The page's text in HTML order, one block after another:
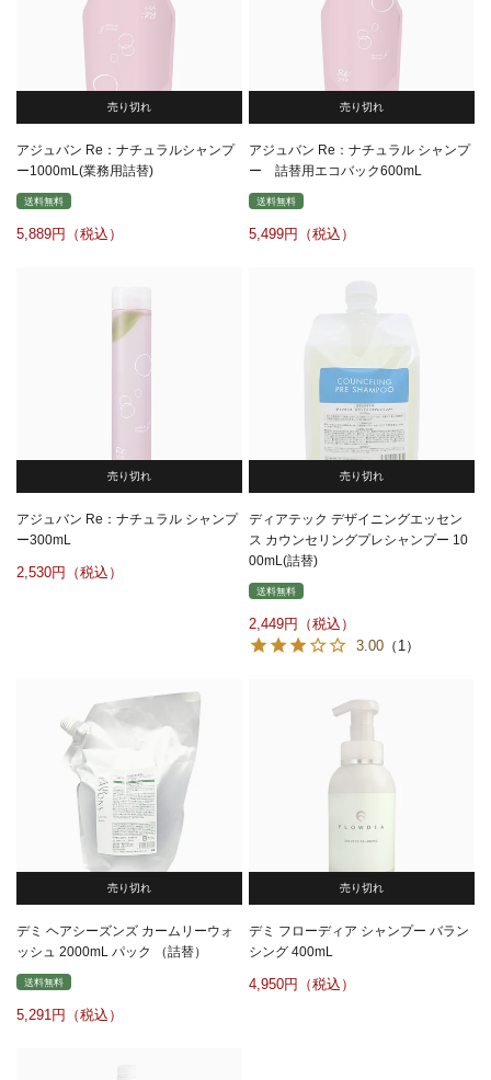
売り切れ
アジュバン Re：ナチュラルシャンプ
ー1000mL(業務用詰替)
送料無料
5,889
売り切れ
アジュバン Re：ナチュラル シャンプ
ー 詰替用エコバック600mL
送料無料
5,499
売り切れ
アジュバン Re：ナチュラル シャンプ
ー300mL
2,530
売り切れ
ディアテック デザイニングエッセン
ス カウンセリングプレシャンプー 10
00mL(詰替)
送料無料
2,449
3.00 （1）
売り切れ
デミ ヘアシーズンズ カームリーウォ
ッシュ 2000mL パック （詰替）
送料無料
5,291
売り切れ
デミ フローディア シャンプー バラン
シング 400mL
4,950